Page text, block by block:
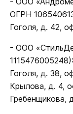
ОГРН
Гоголя, д. 42,
- ООО
Гоголя, д. 38,
Крылова, д. 4,
Гребенщикова,